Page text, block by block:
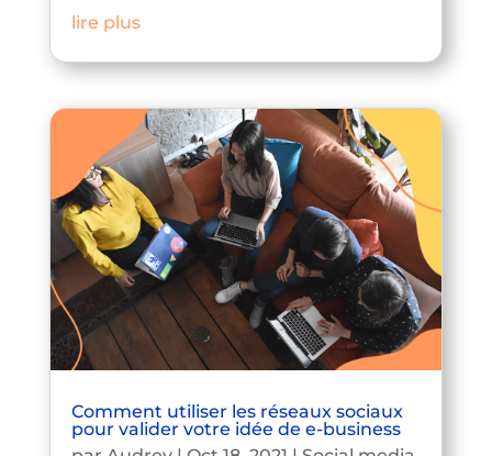
lire plus
Comment utiliser les réseaux sociaux
pour valider votre idée de e-business